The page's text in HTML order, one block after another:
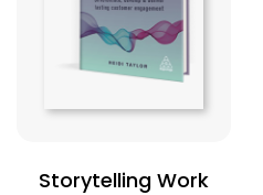
Storytelling Work